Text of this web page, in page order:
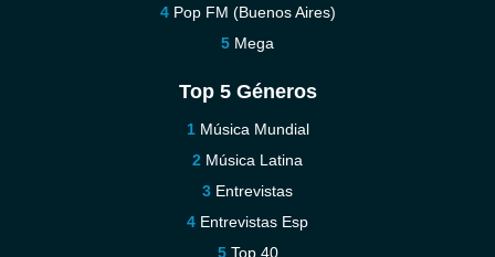
Pop FM (Buenos Aires)
Mega
Top 5 Géneros
Música Mundial
Música Latina
Entrevistas
Entrevistas Esp
Top 40